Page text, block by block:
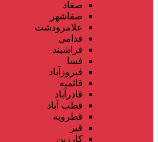
صغاد
صفاشهر
علامرودشت
فدامی
فراشبند
فسا
فیروزآباد
قائمیه
قادرآباد
قطب آباد
قطرویه
قیر
کارزین